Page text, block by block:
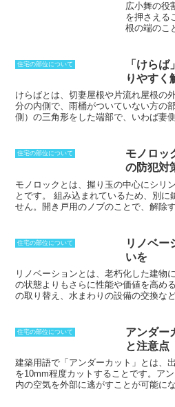
広小舞の役
を押さえる
根の端のこ
やすい特
先端を止め
えるために
す。垂木に
なっている
には広小
所からも大
ため、構
に強い良材
せん。ケラ
舞ではなく
使用されま
住宅の部位について
「けら
りやすく
けらばとは、切妻屋根や片流れ屋根の
分の内側で、雨桶がついていない方の
側）の三角形をした端部で、いわば妻
たりの加減をする働きがあります。け
スや壁に直接日が当たり、2階の室温
し、冬場は日射角度が低いため日当た
ません。また、外壁に太陽の紫外線が
化を遅くすることも可能です。また、
もあります。
住宅の部位について
モノロッ
の防犯対
モノロックとは、握り玉の中心にシリ
とです。
組み込まれているため、別に
せん。開き戸用のノブのことで、解除
あり、デッドボルトは存在しないこと
犯性は低くなります。
また、基本的に
られたりする可能性が高いため、屋外
性が高いです。
住宅の部位について
リノベー
いを
リノベーションとは、老朽化した建物
の状態よりもさらに性能や価値を高め
の取り替え、水まわりの設備の交換な
した建物を新築同様に戻すことで、修
は「改装」と同義で、室内の家具の配
くり替え、性能や品質を回復させる内
様替え、リフォーム、リノベーション
その位置づけもあいまいとなっている
住宅の部位について
アンダー
と注意点
建築用語で「アンダーカット」とは、
を10mm程度カットすることです。 ア
内の空気を外部に逃がすことが可能に